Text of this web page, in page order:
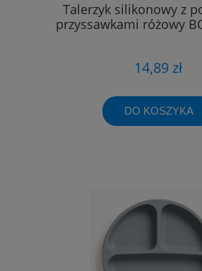
Talerzyk silikonowy z
przyssawkami różowy
14,89 zł
DO KOSZYKA